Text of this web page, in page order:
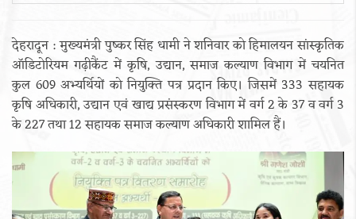
देहरादून : मुख्यमंत्री पुष्कर सिंह धामी ने शनिवार को हिमालयन सांस्कृतिक
ऑडिटोरियम गढ़ीकैंट में कृषि, उद्यान, समाज कल्याण विभाग में चयनित
कुल 609 अभ्यर्थियों को नियुक्ति पत्र प्रदान किए। जिसमें 333 सहायक
कृषि अधिकारी, उद्यान एवं खाद्य प्रसंस्करण विभाग में वर्ग 2 के 37 व वर्ग 3
के 227 तथा 12 सहायक समाज कल्याण अधिकारी शामिल हैं।